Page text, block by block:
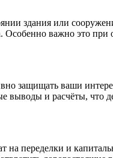
здания или
Особенно важно это
защищать ваши
и расчёты, что
на переделки и